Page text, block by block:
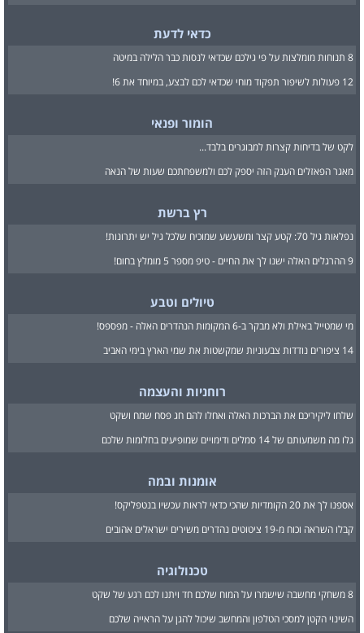
כדאי לדעת
8 תנוחות מומלצות על פי גילכם שכדאי לנסות כבר הלילה במיטה
12 פעולות לשיפור תפקוד מוחי שכדאי לכם לבצע, במיוחד את 6!
הומור ופנאי
לקט של בדיחות קצרות למבוגרים בלבד...
מאגר הפאזלים הענק הזה יספק לכם ולמשפחתכם שעות של הנאה
רץ ברשת
נפלאות גיל 70: קטע קצר ומשעשע שמוכיח שלכל גיל יש יתרונות!
9 ההרגלים האלה ישנו לך את החיים - טיפ מספר 5 מומלץ בחום!
טיולים וטבע
מי שמטייל באילת ולא מבקר ב-6 המקומות הנהדרים האלה - מפספס!
14 ציפורים נודדות צבעוניות שמקשטות את שמי הארץ בימי האביב
רוחניות והעצמה
שלחו ליקיריכם את הברכות האלה ואחלו להם חג פסח שמח ושקט
גלו מה משמעותם של 14 סמלים ודימויים שמופיעים בחלומות שלכם
אומנות ובמה
אספנו לך את 20 הקומדיות שהכי כדאי לראות עכשיו בנטפליקס!
קבלו השראה וכוח מ-19 ציטוטים נהדרים משירים ישראלים אהובים
טכנולוגיה
8 משחקי מחשבה שישמרו על המוח שלכם חד ויתנו לכם רגע של שקט
השינוי הקטן למסכי הטלפון והמחשב שיכול להגן על הראייה שלכם